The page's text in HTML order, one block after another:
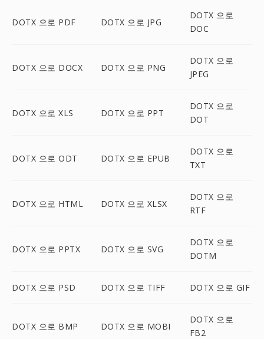
DOTX 으로 PDF DOTX 으로 JPG
DOTX 으로
DOC
DOTX 으로 DOCX DOTX 으로 PNG
DOTX 으로
JPEG
DOTX 으로 XLS DOTX 으로 PPT
DOTX 으로
DOT
DOTX 으로 ODT DOTX 으로 EPUB
DOTX 으로
TXT
DOTX 으로 HTML DOTX 으로 XLSX
DOTX 으로
RTF
DOTX 으로 PPTX DOTX 으로 SVG
DOTX 으로
DOTM
DOTX 으로 PSD DOTX 으로 TIFF DOTX 으로 GIF
DOTX 으로 BMP DOTX 으로 MOBI
DOTX 으로
FB2